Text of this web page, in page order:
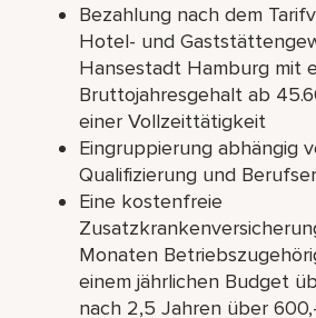
Bezahlung nach dem
Hotel- und
Hansestadt Hamburg mit
Bruttojahresgehalt ab
einer Vollzeittätigkeit
Eingruppierung abhängig
Qualifizierung und
Eine kostenfreie
Monaten
einem jährlichen Budget
nach 2,5 Jahren über